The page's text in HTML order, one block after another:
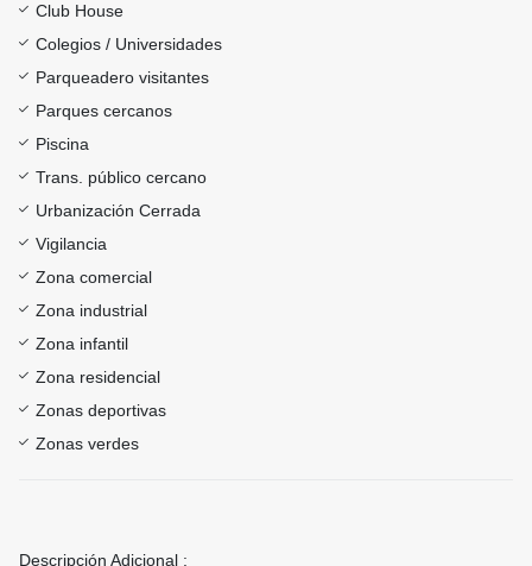
Club House
Colegios / Universidades
Parqueadero visitantes
Parques cercanos
Piscina
Trans. público cercano
Urbanización Cerrada
Vigilancia
Zona comercial
Zona industrial
Zona infantil
Zona residencial
Zonas deportivas
Zonas verdes
Descripción Adicional :